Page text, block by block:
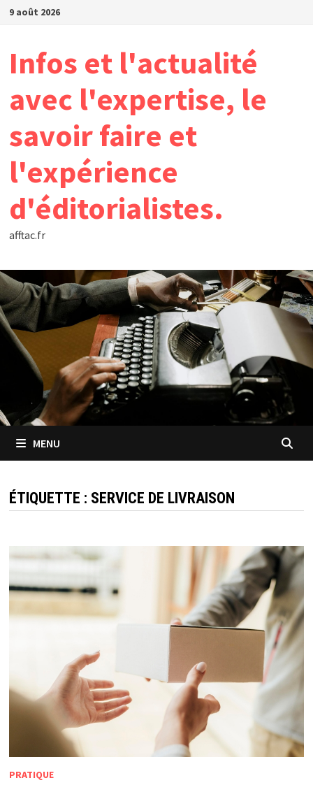
Passer
9 août 2026
Infos et l'actualité
avec l'expertise, le
savoir faire et
l'expérience
d'éditorialistes.
afftac.fr
MENU
ÉTIQUETTE : SERVICE DE LIVRAISON
PRATIQUE